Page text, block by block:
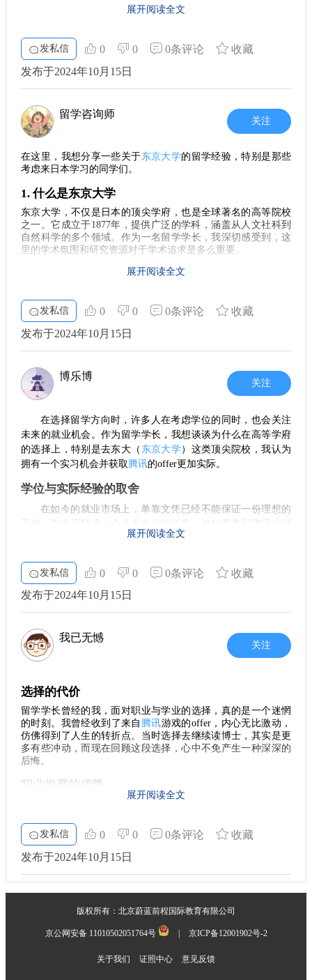
用和生活开支。日本的学费和生活费用相对较高，但许多高校
会。
5. 知识的积累
相比于进入职场，选择留学能够让你在专业领域获得更深厚的
域内脱颖而出，进而为未来的职业发展铺平道路。从这一点来
看，赴日留学也许是实现个人价值的重要途径。
6. 重新审视目标
许多同学在选择留学与就业之间犹豫不决时，常常可以考虑自
更深入的理解，留学可能是通向成功的有效途径。正如我身边
许多留学的学长们所说，回国后，留学经历让他们在求职中具
备了更强的竞争力。 总体而言，留学与找到理想就业岗位之间
并无绝对优劣之分。每个人的情况不同，关键在于结合自己的
实际需求与职业规划，做出适合自己的选择。希望每位正在考
虑留学的朋友，都能够认真思考，找到属于自己的道路。无论
你选择了东京大学，还是勇闯职场，只要努力，未来一定会为
至关重要的一步。中介不仅能提供丰富的信息，还能够在申请
的咨询服务，帮助学生量身定制留学计划。此外，他们的资料
齐全、对日本院校的了解深入，让你在申请过程中更加安心。
去日本留学，语言是一道不可忽视的门槛。虽然有些学校
提供英语授课的课程，但掌握日语绝对是你在日常生活和学习
中取得成功的关键。为了能够顺利融入日本的学习和生活环
下的日语课程，打好基础是你出国后顺利生活的保障。
文化适应
为了更好地适应日本的文化，了解一些基本的文化习俗十
分必要。日本是一个注重礼仪的国家，所以在与人交往时，保
持礼貌、遵循社会规则是非常重要的。此外，日本的饮食、气
候等方面也有其独特之处，提前做好功课，有助于减少你在留
在出国之前，一定要做好充分的准备。首先，整理好签
证、录取通知书等各种必要的文件。其次，提前规划好抵达后
的住宿问题，一些学校会提供宿舍，但也要留意外面的租房市
利设施，以便更快地融入新环境。
学业与生活的平衡
留学期间，你会经历学业和生活的双重挑战。学业上，面
对新的课程和学习方法，需要积极调整自己的学习技巧。而生
活方面，学会处理日常琐事，比如买菜、做饭等，也都是留学
生活中必不可少的部分。适当的时间管理，不仅能提高学习效
结语
总的来说，留学日本是一个挑战也是一段难得的经历。通
过合理的策划和充分的准备，你可以尽可能减少过程中遇到的
的学弟学妹们，都能在这条道路上收获自己想要的成长与快
乐。不要忘记，蔚蓝留学将是你在这条路上值得信赖的伙伴，
帮助你走得更加顺利！
展开阅读全文
发私信 0 0 0条评论
收藏
发布于2024年10月15日
留学咨询师
关注
在这里，我想分享一些关于东京大学的留学经验，特别是那些
考虑来日本学习的同学们。
1. 什么是东京大学
东京大学，不仅是日本的顶尖学府，也是全球著名的高等院校
之一。它成立于1877年，提供广泛的学科，涵盖从人文社科到
自然科学的多个领域。作为一名留学学长，我深切感受到，这
里的学术氛围和研究资源对于学术追求是多么重要。
2. 为什么选择东京大学
养了许多诺贝尔奖获得者和其他领域的杰出人才，足以体现其
学术水平。此外，校园的多样性也让来自世界各地的留学生能
够感受到不同文化碰撞的魅力。与来自不同背景的同学交流，
3. 学习与生活
在东京大学求学，不仅仅是课堂上的学习，还有丰富的课外活
动。学校提供各种社团和活动，面对面的指导和支持使我能更
校园附近有许多便利的设施和服务，留学生活并没有想象中那
么困难。
4. 学习方式与科研机会
与课堂讨论，建立自己的看法。这种方法不仅能加深对知识的
理解，还激发了我的思考能力。而且，东京大学在科研方面也
有非常多的机会，很多项目欢迎留学生参与，这为我们进一步
的科研能力提升提供了很好的平台。
对于申请东京大学，你需要特别注意几个要点。首先，学习成
绩是重要的参考依据，良好的学术背景会为你加分。此外，日
语能力也是一项不可忽视的因素，虽然有些课程提供英语授
课，但了解日语能够让你更好地融入当地生活和学习环境。申
能。
6. 未来的发展
展。在东京大学的学习经历，让我接触到了世界一流的学术研
究和宝贵的人脉资源。无论你将来选择回国发展还是在国际舞
台上奋斗，这段经历都会成为你职业生涯中一个坚实的基石。
留学不是一条简单的道路，但东京大学无疑是一个值得选择的
高地。如果你也在考虑来日本留学，希望我的分享能为你提供
一些启发和帮助。相信每个人都能在这片土地上找到属于自己
的闪光点。
展开阅读全文
发私信 0 0 0条评论
收藏
发布于2024年10月15日
博乐博
关注
在选择留学方向时，许多人在考虑学位的同时，也会关注
未来的就业机会。作为留学学长，我想谈谈为什么在高等学府
的选择上，特别是去东大（ 东京大学）这类顶尖院校，我认为
拥有一个实习机会并获取 腾讯的offer更加实际。
学位与实际经验的取舍
在如今的就业市场上，单靠文凭已经不能保证一份理想的
工作。东大无疑是一个令人向往的学府，但如果拿到腾讯这样
知名企业的offer，那么就值得深思了。在很多时候，能够获得
让你在应对实际问题时更为从容，而这个过程所积累的经验是
任何书本知识无法替代的。
在留学期间，积极争取实习机会是非常重要的。实习不仅
能让你将理论付诸实践，还能提前适应职场环境，了解行业动
态。这些经历，往往能帮助你在未来求职时脱颖而出。无论是
的竞争力。因此，在选择留学项目时，可以把实习作为一个重
点考虑的因素。
网络与人脉的建立
留学生活是一个扩展人际关系和建立职业网络的绝佳机
会。在东大，你将接触到来自全球的优秀同学和教授，有可能
的视野以及职业发展的可能性。此外，许多企业在招聘时，往
就业市场的变化
当我们在选择学位和学校的时候，也要关注行业就业市场
则是这个领域的一颗明珠。市场在变化，毕业生的就业能力和
适应能力也越来越重要。因此，选择一个与未来职业发展紧密
联系的学位，将让你的留学生活更具意义。
展开阅读全文
发私信 0 0 0条评论
收藏
发布于2024年10月15日
我已无憾
关注
选择的代价
留学学长曾经的我，面对职业与学业的选择，真的是一个迷惘
的时刻。我曾经收到了来自 腾讯游戏的offer，内心无比激动，
仿佛得到了人生的转折点。当时选择去继续读博士，其实是更
多有些冲动，而现在回顾这段选择，心中不免产生一种深深的
后悔。
职业发展的优势
博士的经历，虽然能提升学术能力，但在职场上，缺乏实战经
验的我却愈加感到无奈。特别是在快速发展的游戏行业，实操
经验往往能比学历更具说服力。
留学与科研的现实
战，构成了全新的生活体验。但是，随着时间的推移，科研的
压力和生活的琐事开始占据了我的大部分时间。埋头苦读的日
子里，我渐渐意识到，这并不意味着能给我带来想要的职业起
忘的感觉实在让人沮丧。
展开阅读全文
发私信 0 0 0条评论
收藏
发布于2024年10月15日
版权所有：北京蔚蓝前程国际教育有限公司
京公网安备 11010502051764号 京ICP备12001902号-2
关于我们 证照中心 意见反馈